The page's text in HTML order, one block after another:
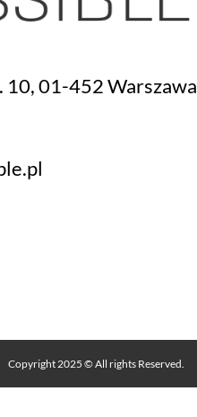
10, 01-452 Warszawa
Copyright 2025 © All rights Reserved.